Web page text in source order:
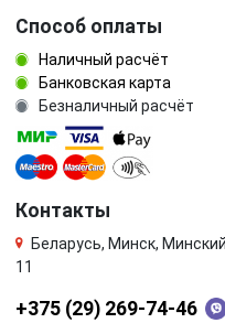
Способ оплаты
Наличный расчёт
Банковская карта
Безналичный расчёт
Контакты
Беларусь, Минск,
11
+375 (29) 269-74-46